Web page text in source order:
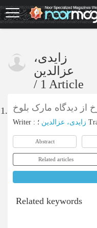
Skip
to
main
زایدی،
عزالدین
/ 1 Article
1.
Writer : زایدی، عزالدین
Abstract
Related articles
Related keywords